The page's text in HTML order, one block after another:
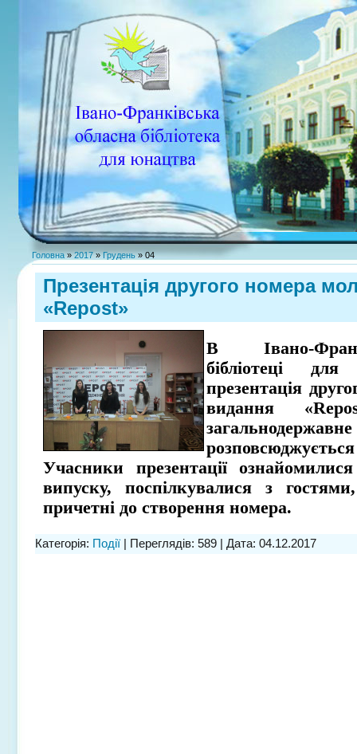
Головна»2017 » Грудень » 04
Презентація другого номера
«Repost»
В Івано-
бібліотеці
презентація
видання «
Учасники презентації
випуску, поспілкувалися з
причетні до створення номера.
Категорія: Події | Переглядів: 589 | Дата: 04.12.2017